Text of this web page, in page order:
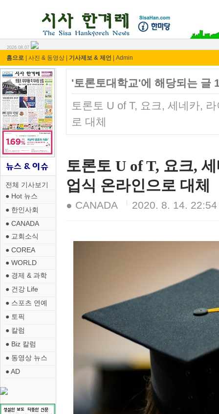
2026.08.07
홈으로 사진 & 동영상 기사제보 & 제언 Admin
전체 기사보기
● Hot 뉴스
● 한인사회
● CANADA
● 교회소식
● COREA
● WORLD
● 경제 & 과학
● 건강 Life
● 스포츠 연예
● 토픽
● 칼럼
● Biz 칼럼
● 동영상 뉴스
● AD
'토론토대학교'에 해당되는 글
토론토 U of T, 요크, 세네카,
로 대체
토론토 U of T, 요크,
업식 온라인으로 대체
● CANADA 2020. 8. 14. 22:54